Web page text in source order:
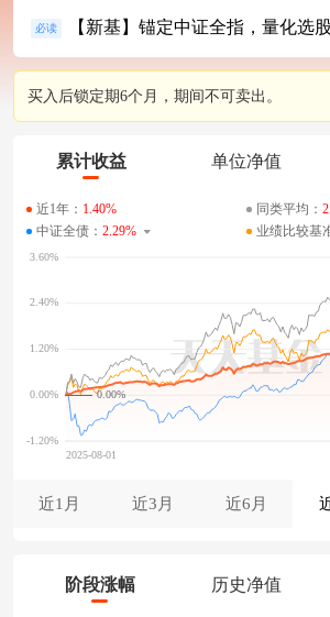
必读 【新基】锚定中证全指，量化选股
买入后锁定期6个月，期间不可卖出。
累计收益 单位净值
近1年： 1.40% 同类平均：
中证全债： 2.29% 业绩比较基
0.00%
近1月 近3月 近6月
阶段涨幅 历史净值